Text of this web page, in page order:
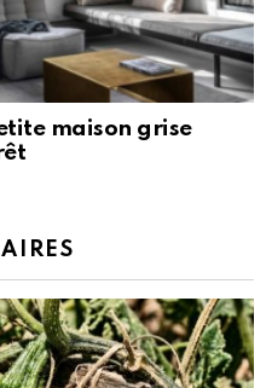
maison grise